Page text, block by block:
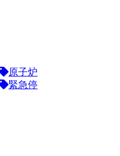
原子炉
緊急停